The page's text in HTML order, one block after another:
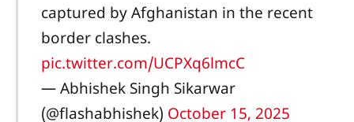
captured by Afghanistan in the recent
border clashes.
pic.twitter.com/UCPXq6lmcC
— Abhishek Singh Sikarwar
(@flashabhishek) October 15, 2025